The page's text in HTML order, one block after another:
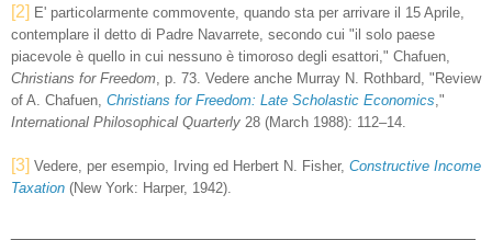
[2] E' particolarmente commovente, quando sta per arrivare il 15 Aprile,
contemplare il detto di Padre Navarrete, secondo cui "il solo paese
piacevole è quello in cui nessuno è timoroso degli esattori," Chafuen,
Christians for Freedom , p. 73. Vedere anche Murray N. Rothbard, "Review
of A. Chafuen, Christians for Freedom: Late Scholastic Economics ,"
International Philosophical Quarterly 28 (March 1988): 112–14.
[3] Vedere, per esempio, Irving ed Herbert N. Fisher, Constructive Income
Taxation (New York: Harper, 1942).